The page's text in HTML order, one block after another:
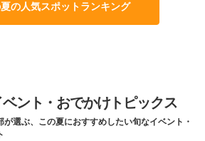
の人気スポットランキング
ント・おでかけトピックス
が選ぶ、この夏におすすめしたい旬なイベント・